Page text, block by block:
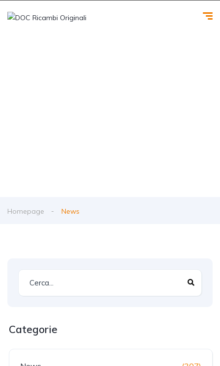
Homepage News
Categorie